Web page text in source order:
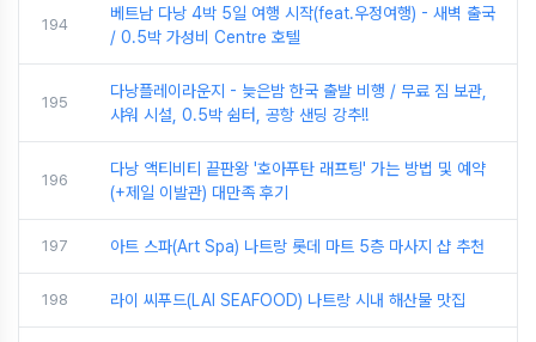
194
베트남 다낭 4박 5일 여행 시작(feat.우정여행) - 새벽 출국
/ 0.5박 가성비 Centre 호텔
195
다낭플레이라운지 - 늦은밤 한국 출발 비행 / 무료 짐 보관,
샤워 시설, 0.5박 쉼터, 공항 샌딩 강추!!
196
다낭 액티비티 끝판왕 '호아푸탄 래프팅' 가는 방법 및 예약
(+제일 이발관) 대만족 후기
197 아트 스파(Art Spa) 나트랑 롯데 마트 5층 마사지 샵 추천
198 라이 씨푸드(LAI SEAFOOD) 나트랑 시내 해산물 맛집